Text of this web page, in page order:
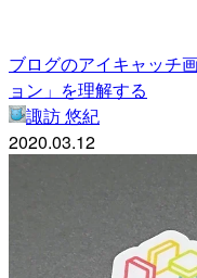
ブログのアイキャッチ
ョン」を理解する
諏訪 悠紀
2020.03.12